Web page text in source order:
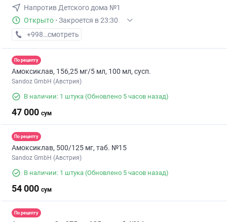
Напротив Детского дома №1
Открыто · Закроется в 23:30
+998 (90) XXX-XX-XX
смотреть
По рецепту
Амоксиклав, 156,25 мг/5 мл, 100 мл, сусп.
Sandoz GmbH (Австрия)
В наличии: 1 штука (Обновлено 5 часов назад)
47 000 сум
По рецепту
Амоксиклав, 500/125 мг, таб. №15
Sandoz GmbH (Австрия)
В наличии: 1 штука (Обновлено 5 часов назад)
54 000 сум
По рецепту